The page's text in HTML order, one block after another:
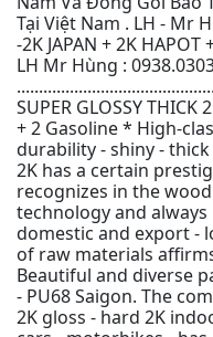
Tại Việt Nam . LH - Mr
-2K JAPAN + 2K HAPOT
LH Mr Hùng :
SUPER GLOSSY THICK
+ 2 Gasoline * High-
durability - shiny -
2K has a certain
recognizes in the
technology and
domestic and export -
of raw materials
Beautiful and diverse
- PU68 Saigon. The
2K gloss - hard 2K